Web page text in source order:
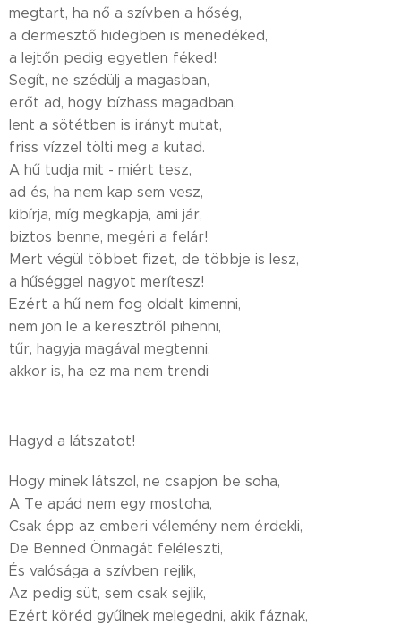
megtart, ha nő a szívben a hőség,
a dermesztő hidegben is menedéked,
a lejtőn pedig egyetlen féked!
Segít, ne szédülj a magasban,
erőt ad, hogy bízhass magadban,
lent a sötétben is irányt mutat,
friss vízzel tölti meg a kutad.
A hű tudja mit - miért tesz,
ad és, ha nem kap sem vesz,
kibírja, míg megkapja, ami jár,
biztos benne, megéri a felár!
Mert végül többet fizet, de többje is lesz,
a hűséggel nagyot merítesz!
Ezért a hű nem fog oldalt kimenni,
nem jön le a keresztről pihenni,
tűr, hagyja magával megtenni,
akkor is, ha ez ma nem trendi
Hagyd a látszatot!
Hogy minek látszol, ne csapjon be soha,
A Te apád nem egy mostoha,
Csak épp az emberi vélemény nem érdekli,
De Benned Önmagát feléleszti,
És valósága a szívben rejlik,
Az pedig süt, sem csak sejlik,
Ezért köréd gyűlnek melegedni, akik fáznak,